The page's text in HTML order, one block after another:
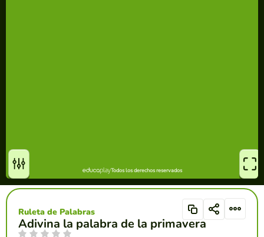
Adivina la palabra de la primavera
Ruleta de Palabras